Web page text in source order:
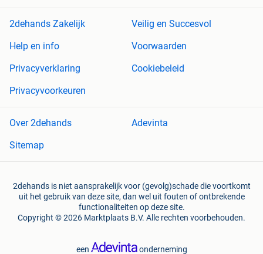
2dehands Zakelijk
Veilig en Succesvol
Help en info
Voorwaarden
Privacyverklaring
Cookiebeleid
Privacyvoorkeuren
Over 2dehands
Adevinta
Sitemap
2dehands is niet aansprakelijk voor (gevolg)schade die voortkomt
uit het gebruik van deze site, dan wel uit fouten of ontbrekende
functionaliteiten op deze site.
Copyright © 2026 Marktplaats B.V. Alle rechten voorbehouden.
een onderneming